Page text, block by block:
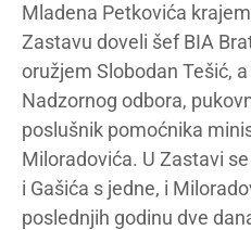
Mladena Petkovića
Zastavu doveli šef BIA
oružjem Slobodan Tešić,
Nadzornog odbora,
poslušnik pomoćnika
Miloradovića. U Zastavi
i Gašića s jedne, i
poslednjih godinu dve